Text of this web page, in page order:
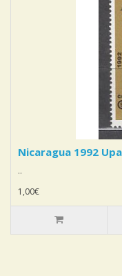
Nicaragua 1992
..
1,00€